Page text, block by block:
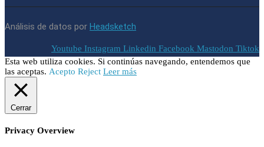
Análisis de datos por Headsketch
Youtube Instagram Linkedin Facebook Mastodon Tiktok
Esta web utiliza cookies. Si continúas navegando, entendemos que
las aceptas. Acepto Reject Leer más
Cerrar
Privacy Overview